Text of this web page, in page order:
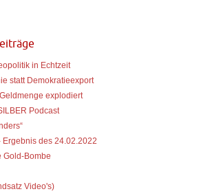
in Echtzeit
statt Demokratieexport
explodiert
Podcast
Ergebnis des 24.02.2022
Gold-Bombe
Video's)